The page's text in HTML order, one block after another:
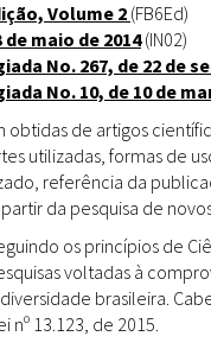
Volume 2 (FB6Ed)
maio de 2014(IN02)
No. 267, de 22 de
No. 10, de 10 de
de artigos
utilizadas, formas de
referência da
da pesquisa de
os princípios de
voltadas à
brasileira.
nº 13.123, de 2015.